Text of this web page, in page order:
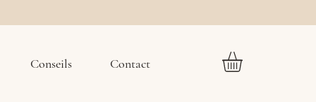
Conseils Contact